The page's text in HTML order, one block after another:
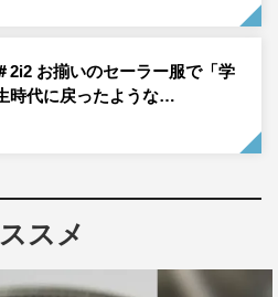
ヤングジャンプ」（集英社）の
ループから十味、森嶋あんり、
2i2 お揃いのセーラー服で「学
時代に戻ったような…
スメ